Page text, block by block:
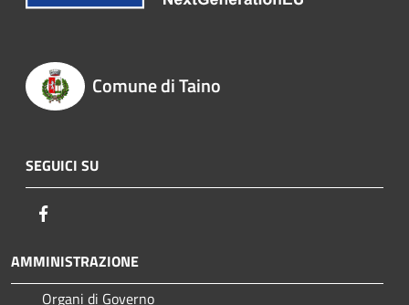
Comune di Taino
SEGUICI SU
AMMINISTRAZIONE
Organi di Governo